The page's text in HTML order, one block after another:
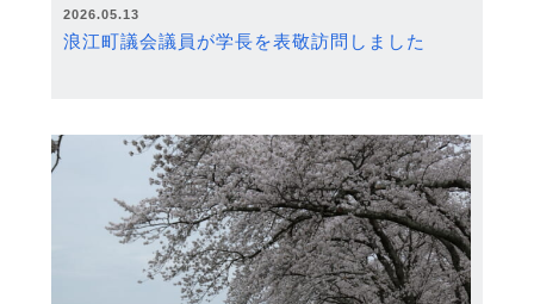
2026.05.13
浪江町議会議員が学長を表敬訪問しました